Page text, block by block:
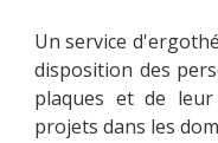
MOBILITÉ
Un service
disposition des
plaques et de
projets dans les